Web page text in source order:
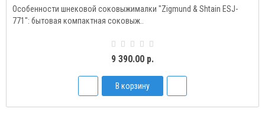
Особенности шнековой соковыжималки "Zigmund & Shtain ESJ-
771": бытовая компактная соковыж..
9 390.00 р.
В корзину